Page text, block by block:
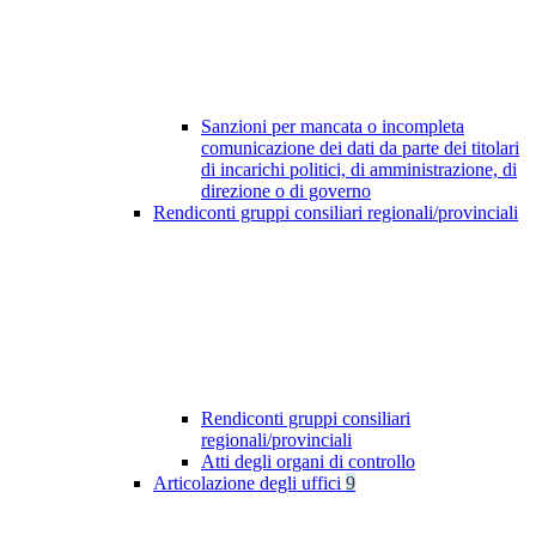
Sanzioni per mancata o incompleta
comunicazione dei dati da parte dei titolari
di incarichi politici, di amministrazione, di
direzione o di governo
Rendiconti gruppi consiliari regionali/provinciali
Rendiconti gruppi consiliari
regionali/provinciali
Atti degli organi di controllo
Articolazione degli uffici 9